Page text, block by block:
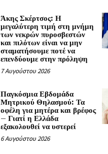
Άκης Σκέρτσος: Η
μεγαλύτερη τιμή στη μνήμη
των νεκρών πυροσβεστών
και πιλότων είναι να μην
σταματήσουμε ποτέ να
επενδύουμε στην πρόληψη
7 Αυγούστου 2026
Παγκόσμια Εβδομάδα
Μητρικού Θηλασμού: Τα
οφέλη για μητέρα και βρέφος
– Γιατί η Ελλάδα
εξακολουθεί να υστερεί
6 Αυγούστου 2026